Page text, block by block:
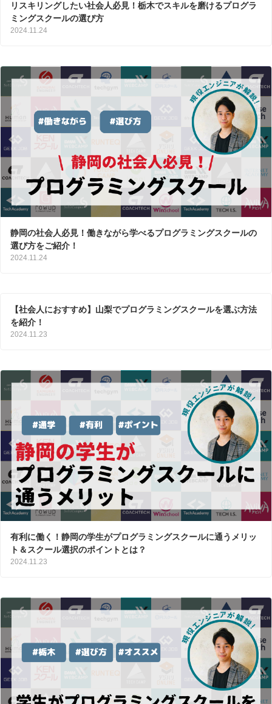
リスキリングしたい社会人必見！栃木でスキルを磨けるプログラ
ミングスクールの選び方
2024.11.24
静岡の社会人必見！働きながら学べるプログラミングスクールの
選び方をご紹介！
2024.11.24
【社会人におすすめ】山梨でプログラミングスクールを選ぶ方法
を紹介！
2024.11.23
有利に働く！静岡の学生がプログラミングスクールに通うメリッ
ト＆スクール選択のポイントとは？
2024.11.23